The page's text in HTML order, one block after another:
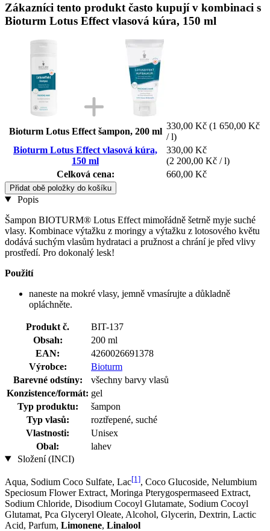
Zákazníci tento produkt často kupují v kombinaci s
Bioturm Lotus Effect vlasová kúra, 150 ml
Bioturm Lotus Effect šampon, 200 ml
330,00 Kč (1 650,00 Kč
/ l)
Bioturm Lotus Effect vlasová kúra,
150 ml
330,00 Kč
(2 200,00 Kč / l)
Celková cena:
660,00 Kč
Přidat obě položky do košíku
Popis
Šampon BIOTURM® Lotus Effect mimořádně šetrně myje suché
vlasy. Kombinace výtažku z moringy a výtažku z lotosového květu
dodává suchým vlasům hydrataci a pružnost a chrání je před vlivy
prostředí. Pro dokonalý lesk!
Použití
naneste na mokré vlasy, jemně vmasírujte a důkladně
opláchněte.
Produkt č.
BIT-137
Obsah:
200 ml
EAN:
4260026691378
Výrobce:
Bioturm
Barevné odstíny:
všechny barvy vlasů
Konzistence/formát: gel
Typ produktu:
šampon
Typ vlasů:
roztřepené, suché
Vlastnosti:
Unisex
Obal:
lahev
Složení (INCI)
Aqua, Sodium Coco­ Sulfate, Lac[1], Coco Glucoside, Nelumbium
Speciosum Flower Extract, Moringa Pterygospermaseed Extract,
Sodium Chloride, Disodium Cocoyl Glutamate, Sodium Cocoyl
Glutamat, Pca Glyceryl Oleate, Alcohol, Glycerin, Dextrin, Lactic
Acid, Parfum, Limonene, Linalool